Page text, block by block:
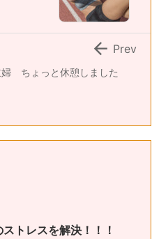
ちょっと休憩しました
 Prev
トレスを解決！！！